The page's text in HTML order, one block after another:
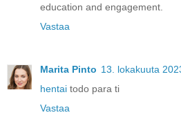
education and engagement.
Vastaa
Marita Pinto 13. lokakuuta
hentai todo para ti
Vastaa